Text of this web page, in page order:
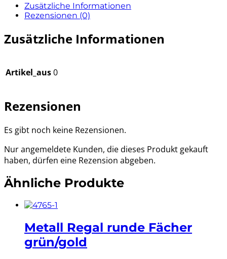
Zusätzliche Informationen
Rezensionen (0)
Zusätzliche Informationen
Artikel_aus0
Rezensionen
Es gibt noch keine Rezensionen.
Nur angemeldete Kunden, die dieses Produkt gekauft
haben, dürfen eine Rezension abgeben.
Ähnliche Produkte
Metall Regal runde Fächer
grün/gold